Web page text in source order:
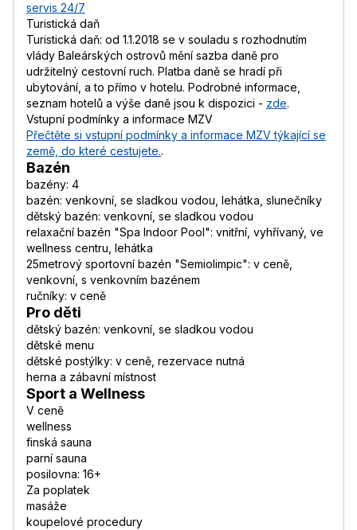
servis 24/7
Turistická daň
Turistická daň: od 1.1.2018 se v souladu s rozhodnutím
vlády Baleárských ostrovů mění sazba daně pro
udržitelný cestovní ruch. Platba daně se hradí při
ubytování, a to přímo v hotelu. Podrobné informace,
seznam hotelů a výše daně jsou k dispozici - zde.
Vstupní podmínky a informace MZV
Přečtěte si vstupní podmínky a informace MZV týkající se
země, do které cestujete..
Bazén
bazény: 4
bazén: venkovní, se sladkou vodou, lehátka, slunečníky
dětský bazén: venkovní, se sladkou vodou
relaxační bazén "Spa Indoor Pool": vnitřní, vyhřívaný, ve
wellness centru, lehátka
25metrový sportovní bazén "Semiolimpic": v ceně,
venkovní, s venkovním bazénem
ručníky: v ceně
Pro děti
dětský bazén: venkovní, se sladkou vodou
dětské menu
dětské postýlky: v ceně, rezervace nutná
herna a zábavní místnost
Sport a Wellness
V ceně
wellness
finská sauna
parní sauna
posilovna: 16+
Za poplatek
masáže
koupelové procedury